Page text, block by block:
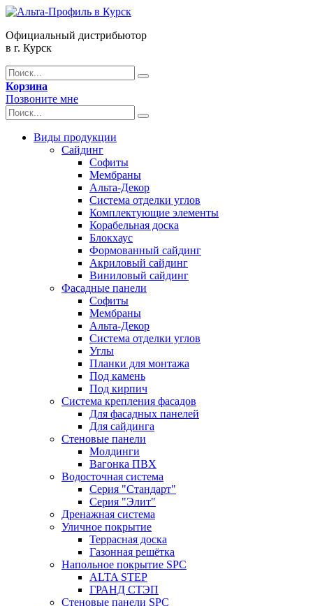
Официальный дистрибьютор
в г. Курск
Корзина
Позвоните мне
Виды продукции
Сайдинг
Софиты
Мембраны
Альта-Декор
Система отделки углов
Комплектующие элементы
Корабельная доска
Блокхаус
Формованный сайдинг
Акриловый сайдинг
Виниловый сайдинг
Фасадные панели
Софиты
Мембраны
Альта-Декор
Система отделки углов
Углы
Планки для монтажа
Под камень
Под кирпич
Система крепления фасадов
Для фасадных панелей
Для сайдинга
Стеновые панели
Молдинги
Вагонка ПВХ
Водосточная система
Серия "Стандарт"
Серия "Элит"
Дренажная система
Уличное покрытие
Террасная доска
Газонная решётка
Напольное покрытие SPC
ALTA STEP
ГРАНД СТЭП
Стеновые панели SPC